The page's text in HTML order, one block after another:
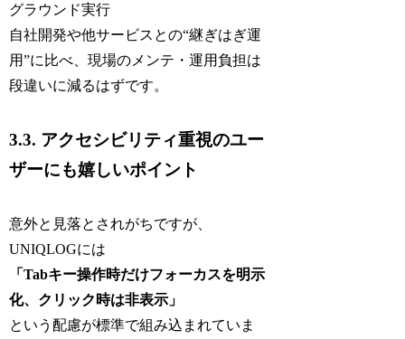
グラウンド実行
自社開発や他サービスとの“継ぎはぎ運
用”に比べ、現場のメンテ・運用負担は
段違いに減るはずです。
3.3. アクセシビリティ重視のユー
ザーにも嬉しいポイント
意外と見落とされがちですが、
UNIQLOGには
「Tabキー操作時だけフォーカスを明示
化、クリック時は非表示」
という配慮が標準で組み込まれていま